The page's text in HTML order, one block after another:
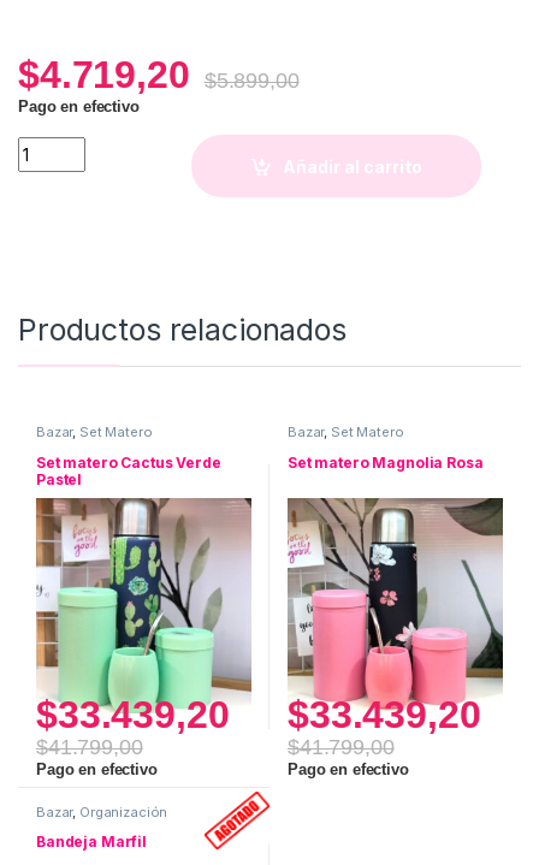
$4.719,20 $5.899,00
Pago en efectivo
Chau Lata Perritos quantity
Añadir al carrito
Productos relacionados
Bazar, Set Matero
Set matero Cactus Verde
Pastel
$33.439,20
$41.799,00
Pago en efectivo
Bazar, Set Matero
Set matero Magnolia Rosa
$33.439,20
$41.799,00
Pago en efectivo
Bazar, Organización
Bandeja Marfil